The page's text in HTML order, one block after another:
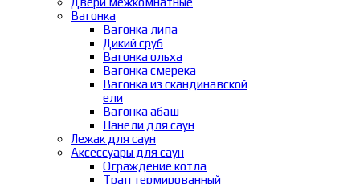
Вагонка
Вагонка липа
Дикий сруб
Вагонка ольха
Вагонка смерека
Вагонка из скандинавской
ели
Вагонка абаш
Панели для саун
Лежак для саун
Аксессуары для саун
Ограждение котла
Трап термированный